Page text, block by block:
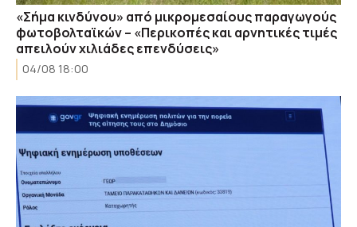
«Σήμα κινδύνου» από μικρομεσαίους παραγωγούς
φωτοβολταϊκών – «Περικοπές και αρνητικές τιμές
απειλούν χιλιάδες επενδύσεις»
04/08 18:00